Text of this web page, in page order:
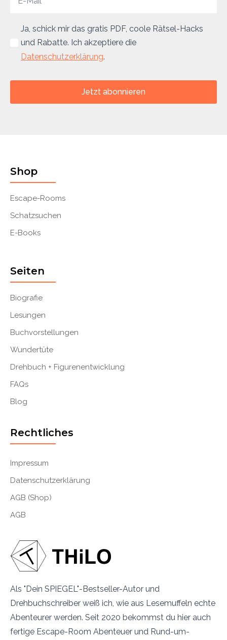
Ja, schick mir das gratis PDF, coole Rätsel-Hacks
und Rabatte. Ich akzeptiere die
Datenschutzerklärung.
Jetzt abonnieren
Als "Dein SPIEGEL"-Bestseller-Autor und
Drehbuchschreiber weiß ich, wie aus Lesemuffeln echte
Abenteurer werden. Seit 2020 bekommst du hier auch
fertige Escape-Room Abenteuer und Rund-um-
Shop
Escape-Rooms
Schatzsuchen
E-Books
Seiten
Biografie
Lesungen
Buchvorstellungen
Wundertüte
Drehbuch + Figurenentwicklung
FAQs
Blog
Rechtliches
Impressum
Datenschutzerklärung
AGB (Shop)
AGB